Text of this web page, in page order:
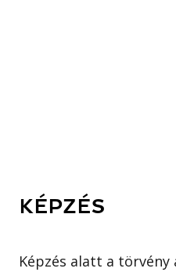
KÉPZÉS
Képzés alatt a